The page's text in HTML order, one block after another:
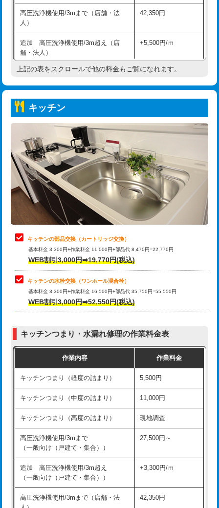
持込商品取付（単水栓） 13,200円
持込商品取付（混合水栓）
持込商品取付（浄水器・分岐水栓） 16,500円
持込商品取付（温水洗浄便座） 22,000円
持込商品取付（普通便座⇔温水洗浄便
22,000円
給水管工事※（ホール加工)
給水管工事※（バンド止め) 3,300円
給水管工事※（支持金具設置) 5,500円
給水管工事※（保温材使用（バンド止
め込み）)
5,500円
給水管工事※（土の掘削・埋め戻し作
11,000円
給水管工事※（塩ビ管（VP・HI）使
用/3ｍまで)
給水管工事※（塩ビ管（VP・HI）使
用（追加）/3ｍ超え)
給水管工事※（ライニング鋼管・銅
管・ポリ管・HT管使用/3ｍまで)
44,000円
管・ポリ管・HT管使用/3ｍ超え)
排水管工事（土の掘削・埋め戻し作
11,000円~
排水管工事（排水管工事/3ｍまで） 55,000円
排水管工事（追加 排水管工事/3ｍ超
+11,000円
マス交換（深さ50㎝未満）
マス交換（深さ50㎝以上） 66,000円
コンクリート斫り（厚さ10㎝まで）
高圧洗浄機使用/3mまで（店舗・法
人）
42,350円
追加 高圧洗浄機使用/3m超え（店
舗・法人）
+5,500円/ｍ
高度高圧洗浄換 現地調査
トーラー機使用/3mまで
追加トーラー機使用/3m超え +3,300円
カメラ調査 33,000円
桝清掃 8,800円
止水・漏水調査・防水処理・清掃・修
理・調整・分解・加工など（軽作業）
11,000円
止水・漏水調査・防水処理・清掃・修
理・調整・分解・加工など（中作業）
22,000円
止水・漏水調査・防水処理・清掃・修
理・調整・分解・加工など（重作業）
33,000円
お風呂タンク脱着
その他部品の脱着
式・ワンホール）)
交換・取付(排水栓・排水トラップ
22,000円+材料費
持込商品取付（単水栓）
持込商品取付（混合水栓） 16,500円
上記の表をスクロールで他の料金もご覧になれます。
キッチン
キッチンの部品交換（カートリッジ交換）
基本料金 3,300円+作業料金 11,000円+部品代 8,470円=22,770円
WEB割引3,000円➡19,770円(税込)
キッチンの水栓交換（ワンホール混合栓）
基本料金 3,300円+作業料金 16,500円+部品代 35,750円=55,550円
WEB割引3,000円➡52,550円(税込)
キッチンつまり・水漏れ修理の作業料金表
作業内容 作業料金
キッチンつまり（軽度の詰まり） 5,500円
キッチンつまり（中度の詰まり） 11,000円
キッチンつまり（高度の詰まり） 現地調査
高圧洗浄機使用/3mまで
（一般向け（戸建て・集合））
27,500円～
追加 高圧洗浄機使用/3m超え
（一般向け（戸建て・集合））
+3,300円/ｍ
高圧洗浄機使用/3mまで（店舗・法
42,350円